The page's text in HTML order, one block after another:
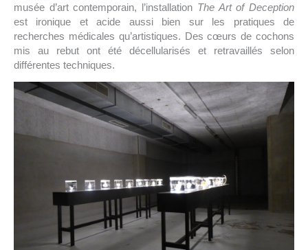
musée d’art contemporain, l’installation The Art of Deception
est ironique et acide aussi bien sur les pratiques de
recherches médicales qu’artistiques. Des cœurs de cochons
mis au rebut ont été décellularisés et retravaillés selon
différentes techniques.